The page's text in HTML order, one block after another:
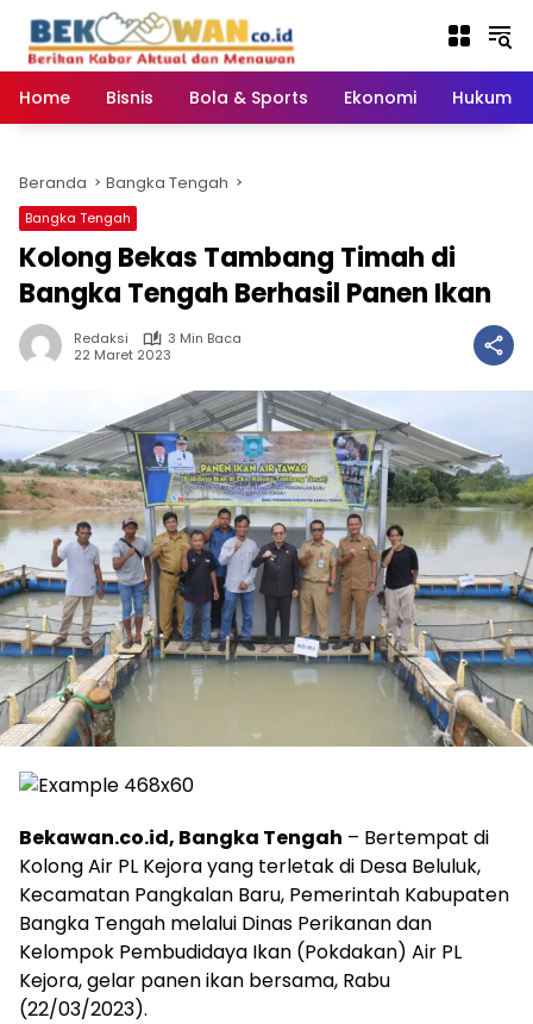
konten
Home
Bisnis Bola & Sports Ekonomi Hukum
Beranda Bangka Tengah
Bangka Tengah
Kolong Bekas Tambang Timah di
Bangka Tengah Berhasil Panen Ikan
Redaksi
3 Min Baca
22 Maret 2023
Bekawan.co.id, Bangka Tengah – Bertempat di
Kolong Air PL Kejora yang terletak di Desa Beluluk,
Kecamatan Pangkalan Baru, Pemerintah Kabupaten
Bangka Tengah melalui Dinas Perikanan dan
Kelompok Pembudidaya Ikan (Pokdakan) Air PL
Kejora, gelar panen ikan bersama, Rabu
(22/03/2023).